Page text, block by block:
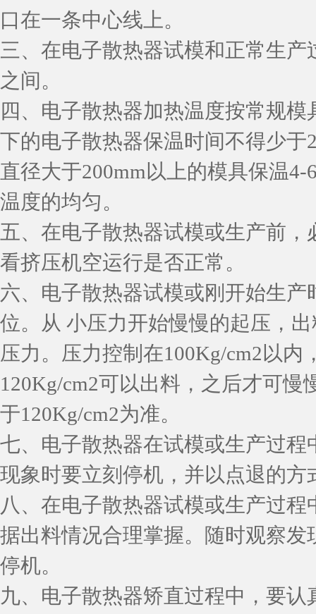
口在一条中心线上。
三、在电子散热器试模和正常生
之间。
四、电子散热器加热温度按常规
下的电子散热器保温时间不得少
直径大于200mm以上的模具保温
温度的均匀。
五、在电子散热器试模或生产前
看挤压机空运行是否正常。
六、电子散热器试模或刚开始生
位。从 小压力开始慢慢的起压，
压力。压力控制在100Kg/cm2以
120Kg/cm2可以出料，之后才可
于120Kg/cm2为准。
七、电子散热器在试模或生产过
现象时要立刻停机，并以点退的
八、在电子散热器试模或生产过
据出料情况合理掌握。随时观察
停机。
九、电子散热器矫直过程中，要